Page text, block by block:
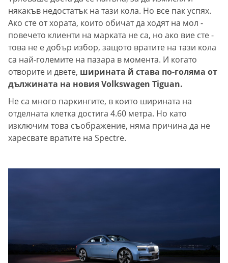
някакъв недостатък на тази кола. Но все пак успях.
Ако сте от хората, които обичат да ходят на мол -
повечето клиенти на марката не са, но ако вие сте -
това не е добър избор, защото вратите на тази кола
са най-големите на пазара в момента. И когато
отворите и двете, ширината й става по-голяма от
дължината на новия Volkswagen Tiguan.
Не са много паркингите, в които ширината на
отделната клетка достига 4.60 метра. Но като
изключим това съображение, няма причина да не
харесвате вратите на Spectre.